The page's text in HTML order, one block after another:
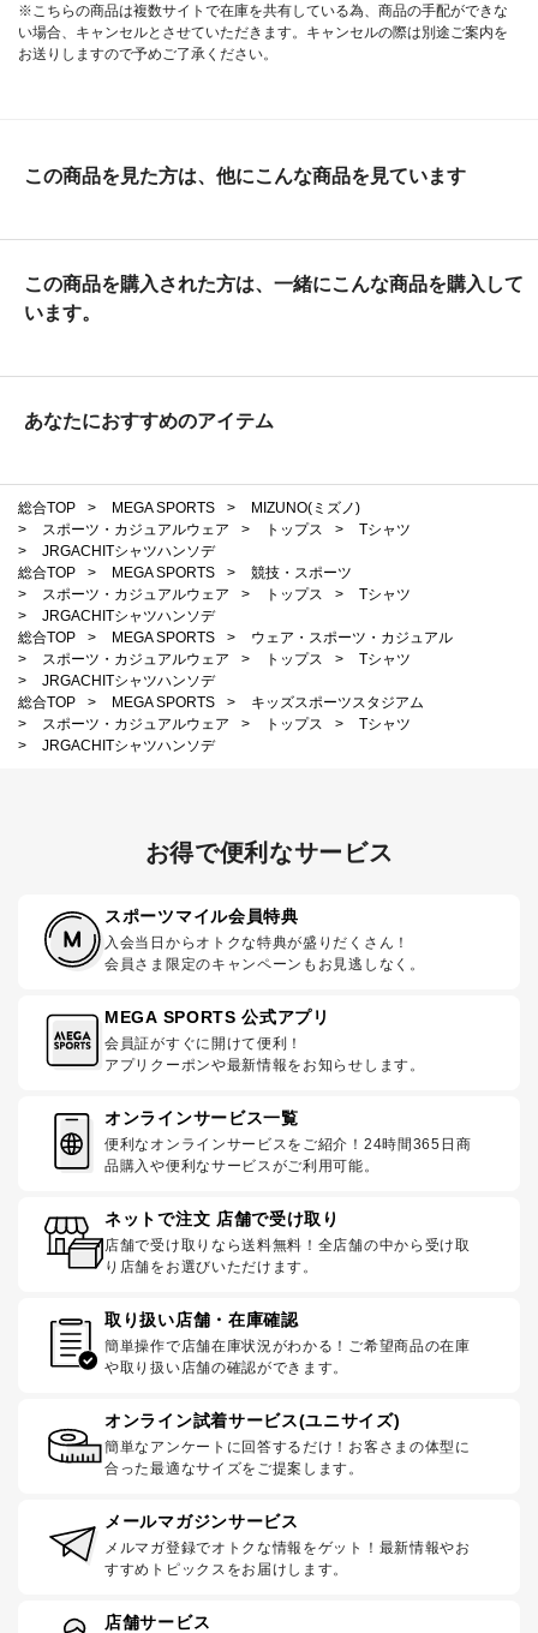
※こちらの商品は複数サイトで在庫を共有している為、商品の手配ができな
い場合、キャンセルとさせていただきます。キャンセルの際は別途ご案内を
お送りしますので予めご了承ください。
この商品を見た方は、他にこんな商品を見ています
この商品を購入された方は、一緒にこんな商品を購入して
います。
あなたにおすすめのアイテム
総合TOP > MEGA SPORTS >
MIZUNO(ミズノ)
>
スポーツ・カジュアルウェア > トップス >
Tシャツ
>
JRGACHITシャツハンソデ
総合TOP
> MEGA SPORTS >
競技・スポーツ
>
スポーツ・カジュアルウェア > トップス >
Tシャツ
>
JRGACHITシャツハンソデ
総合TOP
> MEGA SPORTS >
ウェア・スポーツ・カジュアル
>
スポーツ・カジュアルウェア > トップス >
Tシャツ
>
JRGACHITシャツハンソデ
総合TOP
> MEGA SPORTS >
キッズスポーツスタジアム
>
スポーツ・カジュアルウェア > トップス >
Tシャツ
>
JRGACHITシャツハンソデ
お得で便利なサービス
スポーツマイル会員特典
入会当日からオトクな特典が盛りだくさん！
会員さま限定のキャンペーンもお見逃しなく。
MEGA SPORTS 公式アプリ
会員証がすぐに開けて便利！
アプリクーポンや最新情報をお知らせします。
オンラインサービス一覧
便利なオンラインサービスをご紹介！24時間365日商
品購入や便利なサービスがご利用可能。
ネットで注文 店舗で受け取り
店舗で受け取りなら送料無料！全店舗の中から受け取
り店舗をお選びいただけます。
取り扱い店舗・在庫確認
簡単操作で店舗在庫状況がわかる！ご希望商品の在庫
や取り扱い店舗の確認ができます。
オンライン試着サービス(ユニサイズ)
簡単なアンケートに回答するだけ！お客さまの体型に
合った最適なサイズをご提案します。
メールマガジンサービス
メルマガ登録でオトクな情報をゲット！最新情報やお
すすめトピックスをお届けします。
店舗サービス